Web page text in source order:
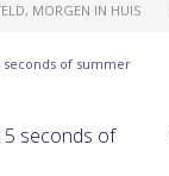
MORGEN IN HUIS
seconds of summer
5 seconds of